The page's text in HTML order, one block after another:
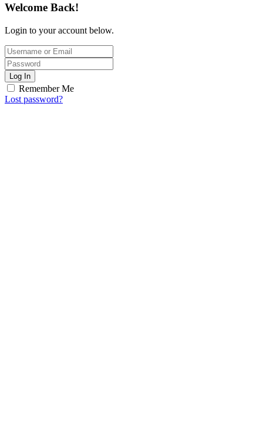
Welcome Back!
Login to your account below.
Log In
Remember Me
Lost password?